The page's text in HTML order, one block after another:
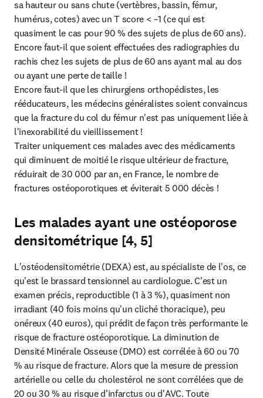
sa hauteur ou sans chute (vertèbres, bassin, fémur,
humérus, cotes) avec un T score < –1 (ce qui est
quasiment le cas pour 90 % des sujets de plus de 60 ans).
Encore faut-il que soient effectuées des radiographies du
rachis chez les sujets de plus de 60 ans ayant mal au dos
ou ayant une perte de taille !
Encore faut-il que les chirurgiens orthopédistes, les
rééducateurs, les médecins généralistes soient convaincus
que la fracture du col du fémur n'est pas uniquement liée à
l'inexorabilité du vieillissement !
Traiter uniquement ces malades avec des médicaments
qui diminuent de moitié le risque ultérieur de fracture,
réduirait de 30 000 par an, en France, le nombre de
fractures ostéoporotiques et éviterait 5 000 décès !
Les malades ayant une ostéoporose
densitométrique [4, 5]
L'ostéodensitométrie (DEXA) est, au spécialiste de l'os, ce
qu'est le brassard tensionnel au cardiologue. C'est un
examen précis, reproductible (1 à 3 %), quasiment non
irradiant (40 fois moins qu'un cliché thoracique), peu
onéreux (40 euros), qui prédit de façon très performante le
risque de fracture ostéoporotique. La diminution de
Densité Minérale Osseuse (DMO) est corrélée à 60 ou 70
% au risque de fracture. Alors que la mesure de pression
artérielle ou celle du cholestérol ne sont corrélées que de
20 ou 30 % au risque d'infarctus ou d'AVC. Toute